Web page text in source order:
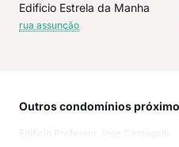
Edificio Estrela da Manha
rua assunção
Outros condomínios
Edificio Professor Jose Cantagalli